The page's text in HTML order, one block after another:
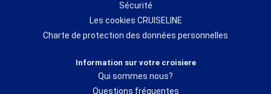
Sécurité
Les cookies CRUISELINE
Charte de protection des données personnelles
Information sur votre croisiere
Qui sommes nous?
Questions fréquentes